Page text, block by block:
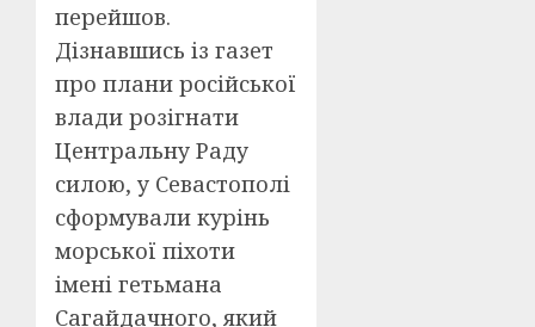
перейшов.
Дізнавшись із газет
про плани російської
влади розігнати
Центральну Раду
силою, у Севастополі
сформували курінь
морської піхоти
імені гетьмана
Сагайдачного, який